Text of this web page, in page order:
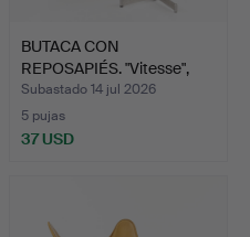
BUTACA CON
REPOSAPIÉS. "Vitesse",
Bolia.
Subastado 14 jul 2026
5 pujas
37 USD